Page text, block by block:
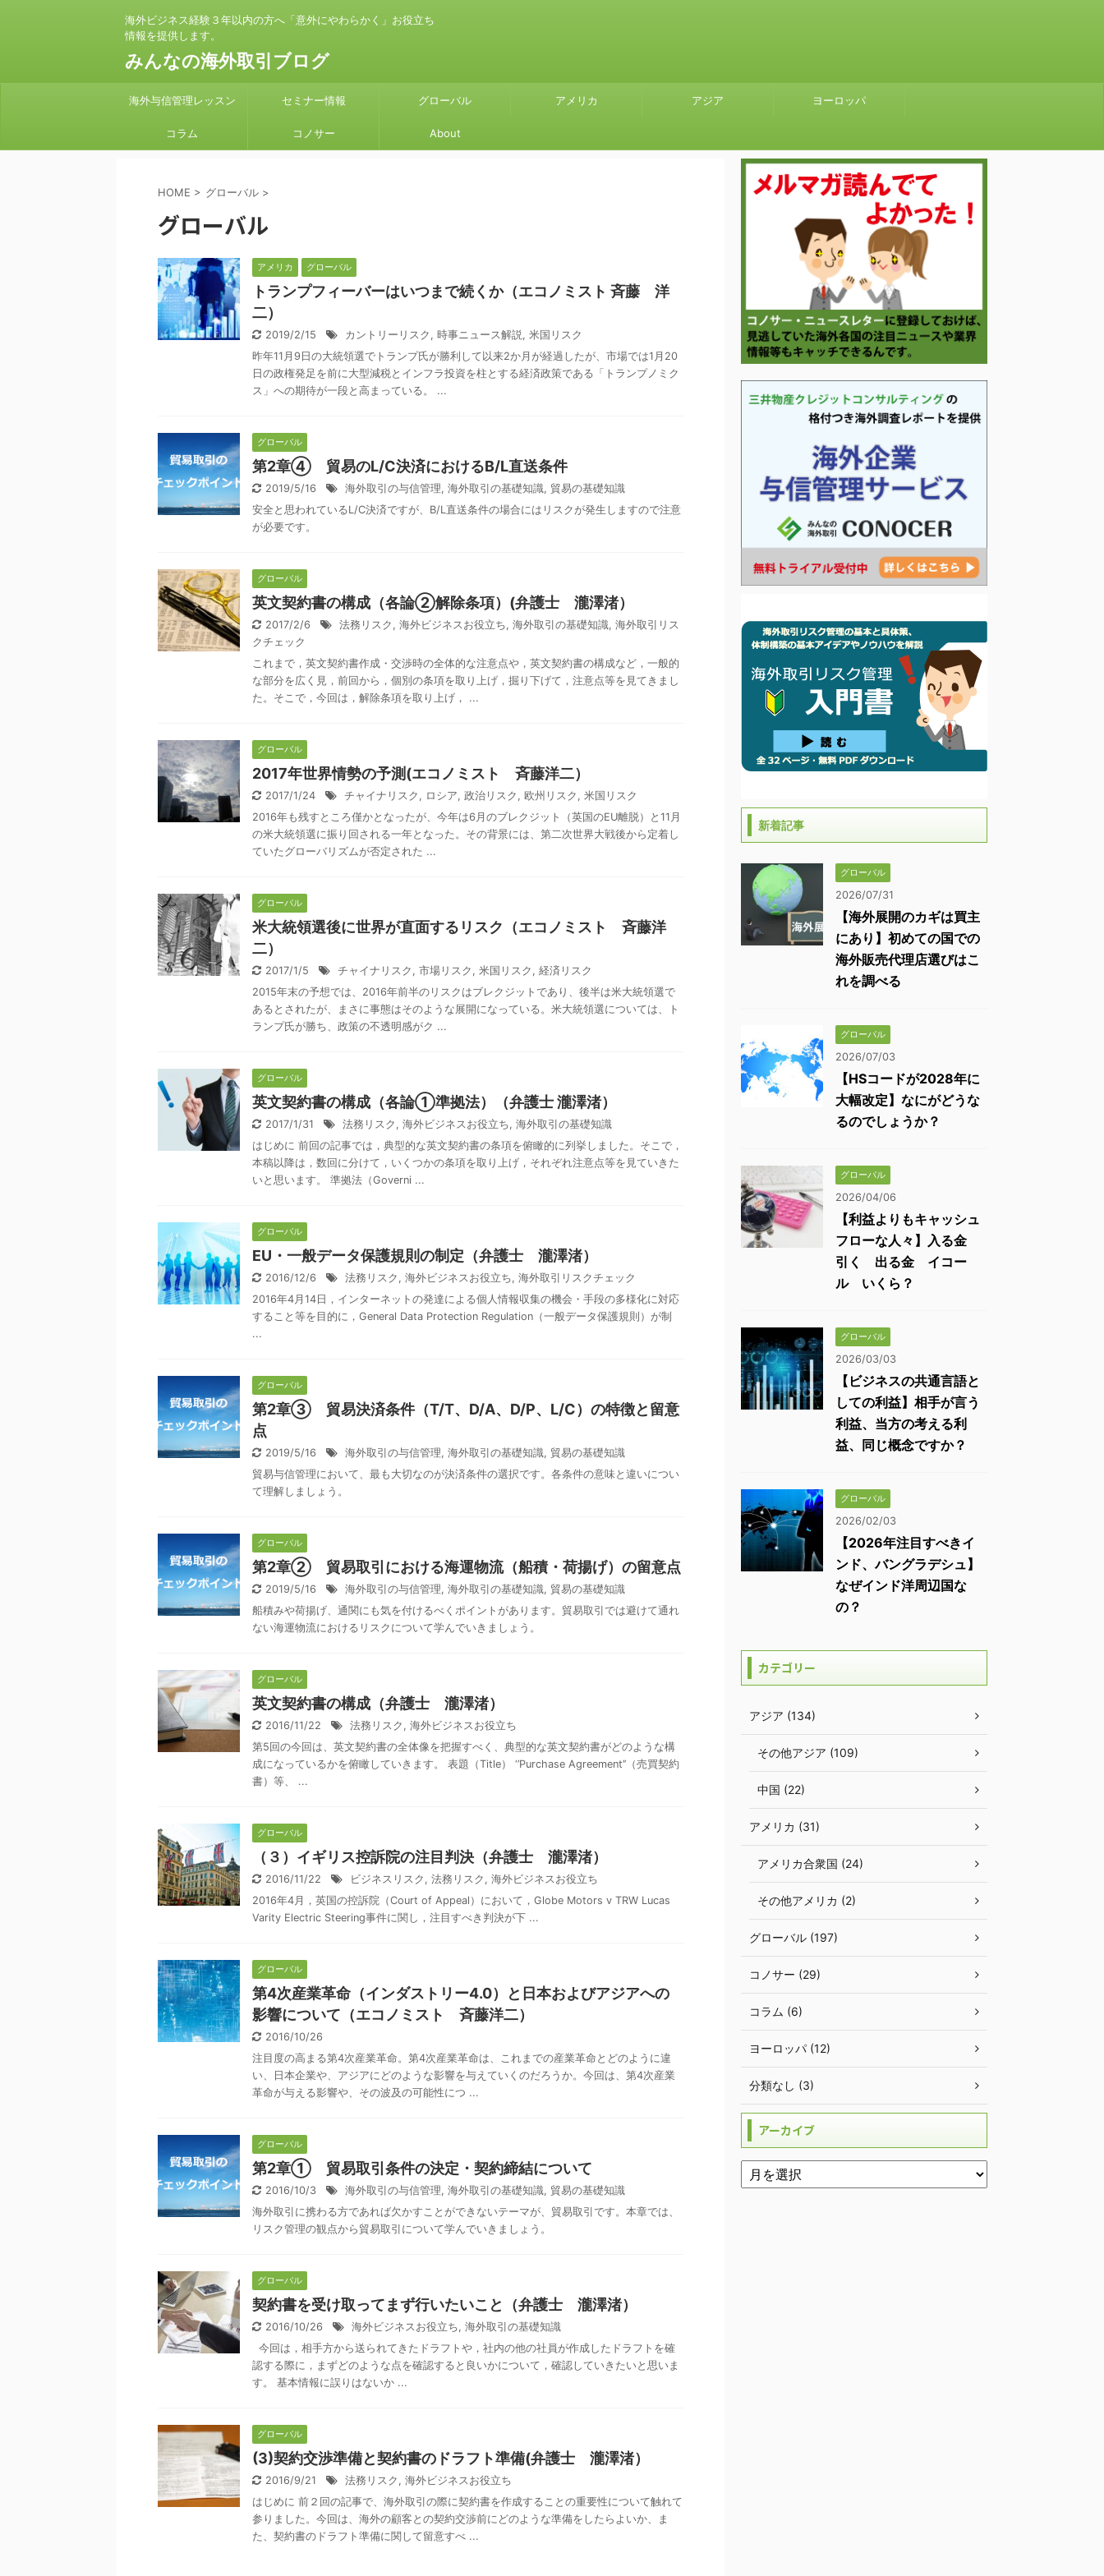
海外ビジネス経験３年以内の方へ「意外にやわらかく」お役立ち
情報を提供します。
みんなの海外取引ブログ
海外与信管理レッスン セミナー情報 グローバル アメリカ アジア ヨーロッパ
コラム コノサー About
HOME > グローバル >
グローバル
アメリカ グローバル
トランプフィーバーはいつまで続くか（エコノミスト 斉藤 洋
二）
2019/2/15 カントリーリスク , 時事ニュース解説, 米国リスク
昨年11月9日の大統領選でトランプ氏が勝利して以来2か月が経過したが、市場では1月20
日の政権発足を前に大型減税とインフラ投資を柱とする経済政策である「トランプノミク
ス」への期待が一段と高まっている。 ...
グローバル
第2章④ 貿易のL/C決済におけるB/L直送条件
2019/5/16 海外取引の与信管理, 海外取引の基礎知識, 貿易の基礎知識
安全と思われているL/C決済ですが、B/L直送条件の場合にはリスクが発生しますので注意
が必要です。
グローバル
英文契約書の構成（各論②解除条項）(弁護士 瀧澤渚）
2017/2/6 法務リスク , 海外ビジネスお役立ち, 海外取引の基礎知識, 海外取引リス
クチェック
これまで，英文契約書作成・交渉時の全体的な注意点や，英文契約書の構成など，一般的
な部分を広く見，前回から，個別の条項を取り上げ，掘り下げて，注意点等を見てきまし
た。そこで，今回は，解除条項を取り上げ， ...
グローバル
2017年世界情勢の予測(エコノミスト 斉藤洋二）
2017/1/24 チャイナリスク , ロシア, 政治リスク , 欧州リスク , 米国リスク
2016年も残すところ僅かとなったが、今年は6月のブレクジット（英国のEU離脱）と11月
の米大統領選に振り回される一年となった。その背景には、第二次世界大戦後から定着し
ていたグローバリズムが否定された ...
グローバル
米大統領選後に世界が直面するリスク（エコノミスト 斉藤洋
二）
2017/1/5 チャイナリスク , 市場リスク , 米国リスク , 経済リスク
2015年末の予想では、2016年前半のリスクはブレクジットであり、後半は米大統領選で
あるとされたが、まさに事態はそのような展開になっている。米大統領選については、ト
ランプ氏が勝ち、政策の不透明感がク ...
グローバル
英文契約書の構成（各論①準拠法）（弁護士 瀧澤渚）
2017/1/31 法務リスク , 海外ビジネスお役立ち, 海外取引の基礎知識
はじめに 前回の記事では，典型的な英文契約書の条項を俯瞰的に列挙しました。そこで，
本稿以降は，数回に分けて，いくつかの条項を取り上げ，それぞれ注意点等を見ていきた
いと思います。 準拠法（Governi ...
グローバル
EU・一般データ保護規則の制定（弁護士 瀧澤渚）
2016/12/6 法務リスク , 海外ビジネスお役立ち, 海外取引リスクチェック
2016年4月14日，インターネットの発達による個人情報収集の機会・手段の多様化に対応
すること等を目的に，General Data Protection Regulation（一般データ保護規則）が制
...
グローバル
第2章③ 貿易決済条件（T/T、D/A、D/P、L/C）の特徴と留意
点
2019/5/16 海外取引の与信管理, 海外取引の基礎知識, 貿易の基礎知識
貿易与信管理において、最も大切なのが決済条件の選択です。各条件の意味と違いについ
て理解しましょう。
グローバル
第2章② 貿易取引における海運物流（船積・荷揚げ）の留意点
2019/5/16 海外取引の与信管理, 海外取引の基礎知識, 貿易の基礎知識
船積みや荷揚げ、通関にも気を付けるべくポイントがあります。貿易取引では避けて通れ
ない海運物流におけるリスクについて学んでいきましょう。
グローバル
英文契約書の構成（弁護士 瀧澤渚）
2016/11/22 法務リスク , 海外ビジネスお役立ち
第5回の今回は、英文契約書の全体像を把握すべく、典型的な英文契約書がどのような構
成になっているかを俯瞰していきます。 表題（Title） ‘’Purchase Agreement’’（売買契約
書）等、 ...
グローバル
（３）イギリス控訴院の注目判決（弁護士 瀧澤渚）
2016/11/22 ビジネスリスク , 法務リスク , 海外ビジネスお役立ち
2016年4月，英国の控訴院（Court of Appeal）において，Globe Motors v TRW Lucas
Varity Electric Steering事件に関し，注目すべき判決が下 ...
グローバル
第4次産業革命（インダストリー4.0）と日本およびアジアへの
影響について（エコノミスト 斉藤洋二）
2016/10/26
注目度の高まる第4次産業革命。第4次産業革命は、これまでの産業革命とどのように違
い、日本企業や、アジアにどのような影響を与えていくのだろうか。今回は、第4次産業
革命が与える影響や、その波及の可能性につ ...
グローバル
第2章① 貿易取引条件の決定・契約締結について
2016/10/3 海外取引の与信管理, 海外取引の基礎知識, 貿易の基礎知識
海外取引に携わる方であれば欠かすことができないテーマが、貿易取引です。本章では、
リスク管理の観点から貿易取引について学んでいきましょう。
グローバル
契約書を受け取ってまず行いたいこと（弁護士 瀧澤渚）
2016/10/26 海外ビジネスお役立ち, 海外取引の基礎知識
今回は，相手方から送られてきたドラフトや，社内の他の社員が作成したドラフトを確
認する際に，まずどのような点を確認すると良いかについて，確認していきたいと思いま
す。 基本情報に誤りはないか ...
グローバル
(3)契約交渉準備と契約書のドラフト準備(弁護士 瀧澤渚）
2016/9/21 法務リスク , 海外ビジネスお役立ち
はじめに 前２回の記事で、海外取引の際に契約書を作成することの重要性について触れて
参りました。今回は、海外の顧客との契約交渉前にどのような準備をしたらよいか、ま
た、契約書のドラフト準備に関して留意すべ ...
新着記事
グローバル
2026/07/31
【海外展開のカギは買主
にあり】初めての国での
海外販売代理店選びはこ
れを調べる
グローバル
2026/07/03
【HSコードが2028年に
大幅改定】なにがどうな
るのでしょうか？
グローバル
2026/04/06
【利益よりもキャッシュ
フローな人々】入る金
引く 出る金 イコー
ル いくら？
グローバル
2026/03/03
【ビジネスの共通言語と
しての利益】相手が言う
利益、当方の考える利
益、同じ概念ですか？
グローバル
2026/02/03
【2026年注目すべきイ
ンド、バングラデシュ】
なぜインド洋周辺国な
の？
カテゴリー
アジア (134)
その他アジア (109)
中国 (22)
アメリカ (31)
アメリカ合衆国 (24)
その他アメリカ (2)
グローバル (197)
コノサー (29)
コラム (6)
ヨーロッパ (12)
分類なし (3)
アーカイブ